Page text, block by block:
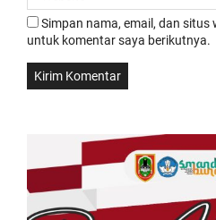
Simpan nama, email, dan
untuk komentar saya berikutnya.